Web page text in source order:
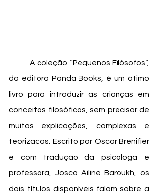
da editora Panda Books, é um ótimo
livro para introduzir as crianças em
conceitos filosóficos, sem precisar de
muitas explicações, complexas e
teorizadas. Escrito por Oscar Brenifier
e com tradução da psicóloga e
professora, Josca Ailine Baroukh, os
dois títulos disponíveis falam sobre a